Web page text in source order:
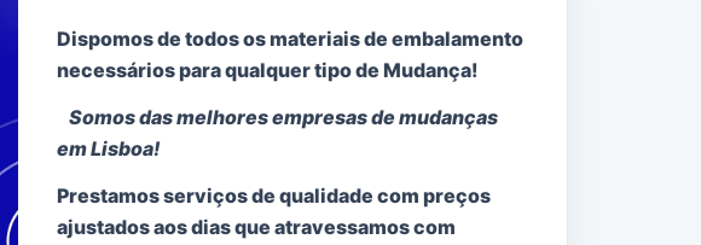
Dispomos de todos os materiais de embalamento
necessários para qualquer tipo de Mudança!
Somos das melhores empresas de mudanças
em Lisboa!
Prestamos serviços de qualidade com preços
ajustados aos dias que atravessamos com